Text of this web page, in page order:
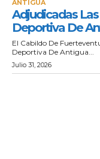
ANTIGUA
Adjudicadas
Deportiva De
El Cabildo De
Deportiva De Antigua...
Julio 31, 2026